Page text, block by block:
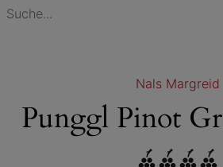
Nals Margreid
Punggl Pinot